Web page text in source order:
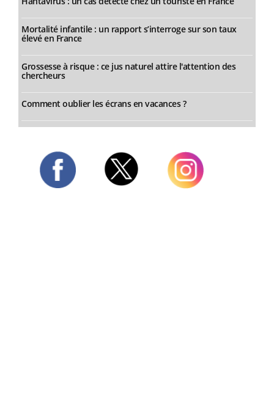
Mortalité infantile : un rapport s’interroge sur son taux
élevé en France
Grossesse à risque : ce jus naturel attire l'attention des
chercheurs
Comment oublier les écrans en vacances ?